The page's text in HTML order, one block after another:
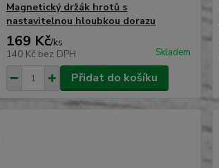
Magnetický držák hrotů s
nastavitelnou hloubkou dorazu
169 Kč/ks
140 Kč bez DPH Skladem
Přidat do košíku